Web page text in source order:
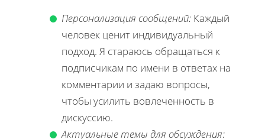
Персонализация сообщений: Каждый
человек ценит индивидуальный
подход. Я стараюсь обращаться к
подписчикам по имени в ответах на
комментарии и задаю вопросы,
чтобы усилить вовлеченность в
дискуссию.
Актуальные темы для обсуждения: